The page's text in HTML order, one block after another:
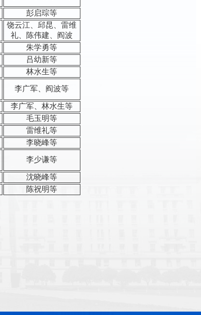
彭启琮等
饶云江、邱昆、雷维
礼、陈伟建、阎波
朱学勇等
吕幼新等
林水生等
李广军、阎波等
李广军、林水生等
毛玉明等
雷维礼等
李晓峰等
李少谦等
沈晓峰等
陈祝明等